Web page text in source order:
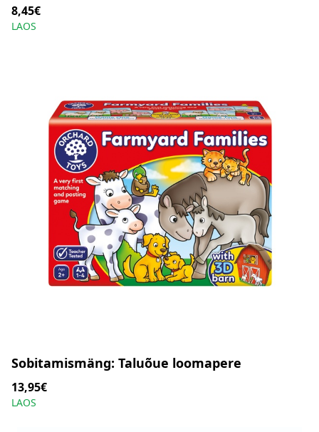
8,45€
LAOS
Sobitamismäng: Taluõue loomapere
13,95€
LAOS